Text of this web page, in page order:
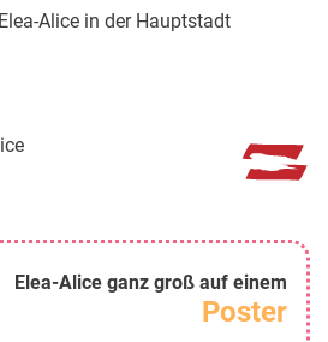
Elea-Alice in der Hauptstadt
Elea-Alice ganz groß auf einem
Poster